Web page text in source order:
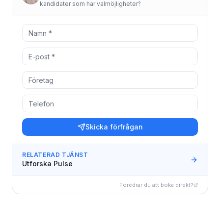
kandidater som har valmöjligheter?
Skicka förfrågan
RELATERAD TJÄNST
Utforska Pulse
Föredrar du att boka direkt?